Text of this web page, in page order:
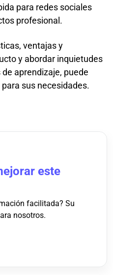
para redes sociales
profesional.
ventajas y
y abordar inquietudes
aprendizaje, puede
sus necesidades.
este
facilitada? Su
nosotros.